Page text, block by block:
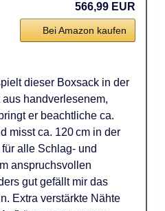
566,99 EUR
Bei Amazon kaufen
dieser Boxsack in der
handverlesenem,
er beachtliche ca.
misst ca. 120 cm in der
alle Schlag- und
anspruchsvollen
gut gefällt mir das
Extra verstärkte Nähte